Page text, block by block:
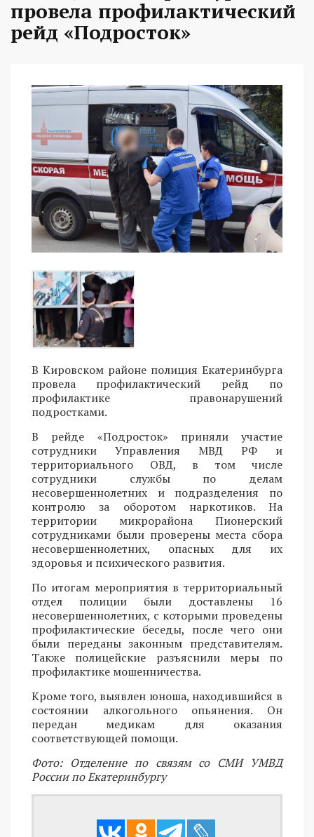
провела профилактический
рейд «Подросток»
В Кировском районе полиция Екатеринбурга
провела профилактический рейд по
профилактике правонарушений
подростками.
В рейде «Подросток» приняли участие
сотрудники Управления МВД РФ и
территориального ОВД, в том числе
сотрудники службы по делам
несовершеннолетних и подразделения по
контролю за оборотом наркотиков. На
территории микрорайона Пионерский
сотрудниками были проверены места сбора
несовершеннолетних, опасных для их
здоровья и психического развития.
По итогам мероприятия в территориальный
отдел полиции были доставлены 16
несовершеннолетних, с которыми проведены
профилактические беседы, после чего они
были переданы законным представителям.
Также полицейские разъяснили меры по
профилактике мошенничества.
Кроме того, выявлен юноша, находившийся в
состоянии алкогольного опьянения. Он
передан медикам для оказания
соответствующей помощи.
Фото: Отделение по связям со СМИ УМВД
России по Екатеринбургу